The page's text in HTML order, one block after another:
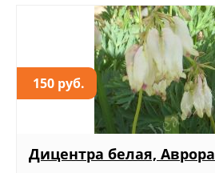
150 руб.
Дицентра белая, Аврора